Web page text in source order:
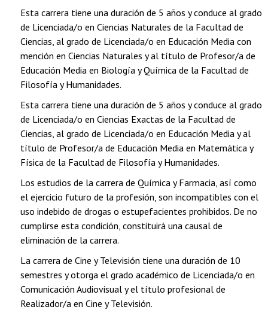
Esta carrera tiene una duración de 5 años y conduce al grado
de Licenciada/o en Ciencias Naturales de la Facultad de
Ciencias, al grado de Licenciada/o en Educación Media con
mención en Ciencias Naturales y al título de Profesor/a de
Educación Media en Biología y Química de la Facultad de
Filosofía y Humanidades.
Esta carrera tiene una duración de 5 años y conduce al grado
de Licenciada/o en Ciencias Exactas de la Facultad de
Ciencias, al grado de Licenciada/o en Educación Media y al
título de Profesor/a de Educación Media en Matemática y
Física de la Facultad de Filosofía y Humanidades.
Los estudios de la carrera de Química y Farmacia, así como
el ejercicio futuro de la profesión, son incompatibles con el
uso indebido de drogas o estupefacientes prohibidos. De no
cumplirse esta condición, constituirá una causal de
eliminación de la carrera.
La carrera de Cine y Televisión tiene una duración de 10
semestres y otorga el grado académico de Licenciada/o en
Comunicación Audiovisual y el título profesional de
Realizador/a en Cine y Televisión.